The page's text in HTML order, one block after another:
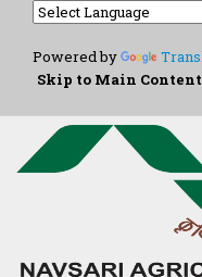
Powered by
Skip to Main Content